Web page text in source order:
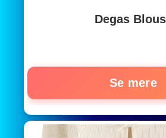
Degas
Se mere